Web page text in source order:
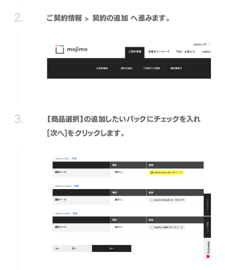
ご契約情報 > 契約の追加 へ進みます。
【商品選択】の追加したいパックにチェックを入れ
[次へ]をクリックします。